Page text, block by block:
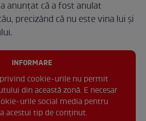
anunțat că a fost anulat
precizând că nu este vina lui și
INFORMARE
cookie-urile nu permit
din această zonă. E necesar
urile social media pentru
acestui tip de conținut.